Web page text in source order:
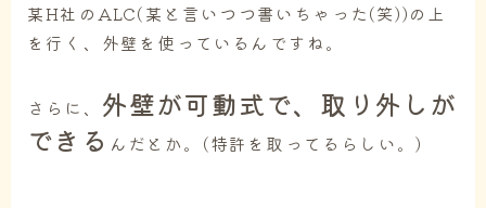
某H社のALC(某と言いつつ書いちゃった(笑))の上
を行く、外壁を使っているんですね。
さらに、 外壁が可動式で、取り外しが
できる んだとか。(特許を取ってるらしい。)